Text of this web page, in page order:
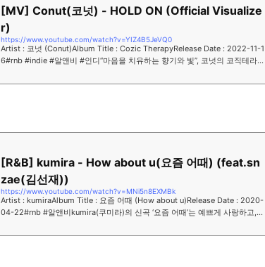
[MV] Conut(코넛) - HOLD ON (Official Visualize
r)
https://www.youtube.com/watch?v=YIZ4B5JeVQ0
Artist : 코넛 (Conut)Album Title : Cozic TherapyRelease Date : 2022-11-1
6#rnb #indie #알앤비 #인디“마음을 치유하는 향기와 빛”, 코넛의 코직테라
[R&B] kumira - How about u(요즘 어때) (feat.sn
zae(김선재))
https://www.youtube.com/watch?v=MNi5n8EXMBk
Artist : kumiraAlbum Title : 요즘 어때 (How about u)Release Date : 2020-
04-22#rnb #알앤비kumira(쿠미라)의 신곡 ‘요즘 어때’는 예쁘게 사랑하고,